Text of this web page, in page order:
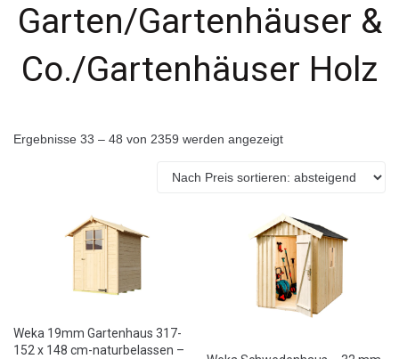
Garten/Gartenhäuser &
Co./Gartenhäuser Holz
Ergebnisse 33 – 48 von 2359 werden angezeigt
Weka 19mm Gartenhaus 317-
152 x 148 cm-naturbelassen –